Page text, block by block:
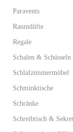
Paravents
Raumdüfte
Regale
Schalen & Schüsseln
Schlafzimmermöbel
Schminktische
Schränke
Schreibtisch &